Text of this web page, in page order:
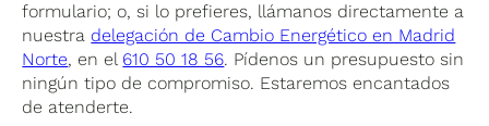
formulario; o, si lo prefieres, llámanos directamente a
nuestra delegación de Cambio Energético en Madrid
Norte, en el 610 50 18 56. Pídenos un presupuesto sin
ningún tipo de compromiso. Estaremos encantados
de atenderte.